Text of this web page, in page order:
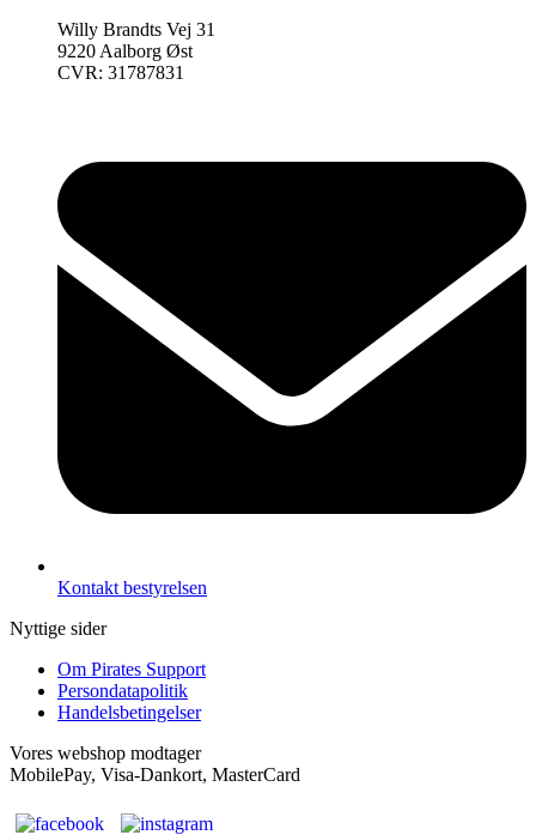
Willy Brandts Vej 31
9220 Aalborg Øst
CVR: 31787831
Kontakt bestyrelsen
Nyttige sider
Om Pirates Support
Persondatapolitik
Handelsbetingelser
Vores webshop modtager
MobilePay, Visa-Dankort, MasterCard